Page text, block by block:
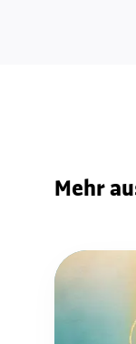
Mehr